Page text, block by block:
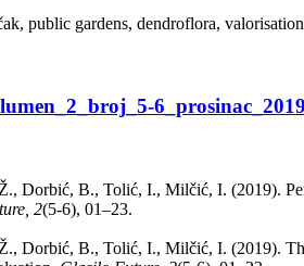
public gardens, dendroflora,
Dorbić, B., Tolić, I., Milčić, I. (2019).
2(5-6), 01–23.
Dorbić, B., Tolić, I., Milčić, I. (2019).